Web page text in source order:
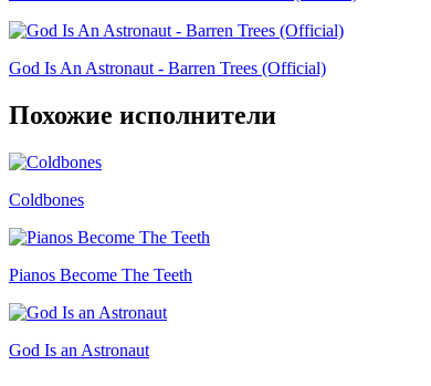
God Is An Astronaut - Barren Trees (Official)
Похожие исполнители
Coldbones
Pianos Become The Teeth
God Is an Astronaut